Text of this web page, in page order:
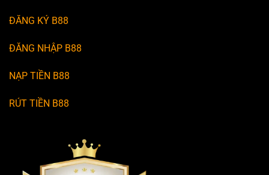
ĐĂNG KÝ B88
ĐĂNG NHẬP B88
NẠP TIỀN B88
RÚT TIỀN B88